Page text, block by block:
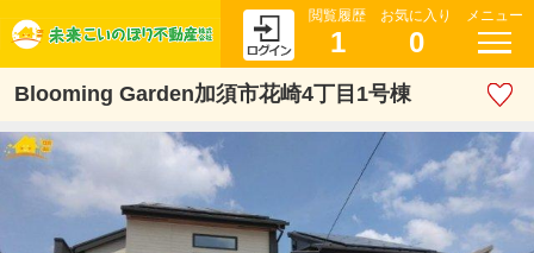
閲覧履歴
1
お気に入り
0
メニュー
Blooming Garden加須市花崎4丁目1号棟